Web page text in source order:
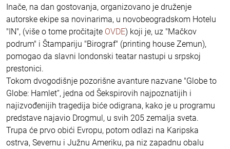
Inače, na dan gostovanja, organizovano je druženje
autorske ekipe sa novinarima, u novobeogradskom Hotelu
"IN", (više o tome pročitajte OVDE) koji je, uz "Mačkov
podrum" i Štampariju "Birograf" (printing house Zemun),
pomogao da slavni londonski teatar nastupi u srpskoj
prestonici.
Tokom dvogodišnje pozorišne avanture nazvane "Globe to
Globe: Hamlet“, jedna od Šekspirovih najpoznatijih i
najizvođenijih tragedija biće odigrana, kako je u programu
predstave najavio Drogmul, u svih 205 zemalja sveta.
Trupa će prvo obići Evropu, potom odlazi na Karipska
ostrva, Severnu i Južnu Ameriku, pa niz zapadnu obalu